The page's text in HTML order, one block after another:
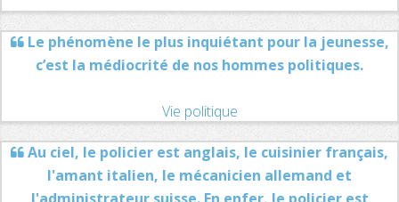
Le phénomène le plus inquiétant pour la jeunesse,
c’est la médiocrité de nos hommes politiques.
Vie politique
Au ciel, le policier est anglais, le cuisinier français,
l'amant italien, le mécanicien allemand et